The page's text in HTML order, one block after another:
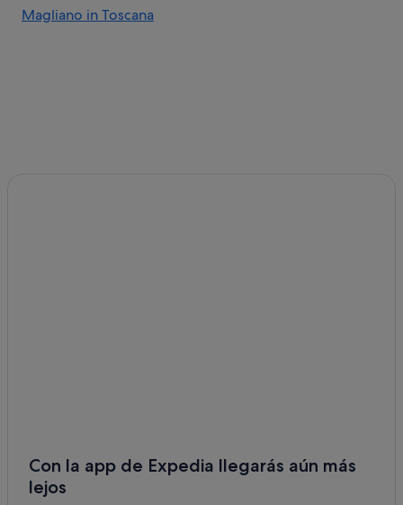
Hoteles en la playa en Grosseto
Fonte Blanda hoteles
Magliano in Toscana
Con la app de Expedia llegarás aún más
lejos